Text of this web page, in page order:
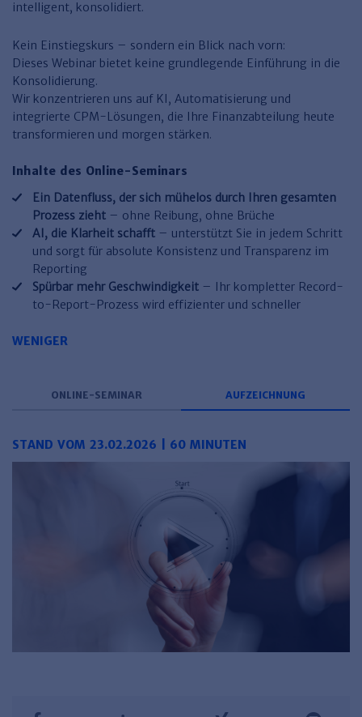
Compliance
Insolvenzrecht
Medizinrecht
Gesundheitsmanagement
Produktpräsentationen
Finden Sie Ihr Thema
Haufe Personal Office
Haufe Finance Office
Haufe Arbeitsschutz
Haufe TVöD/TV-L Office
Haufe Immobilien
intelligent, konsolidiert.
Kein Einstiegskurs – sondern ein Blick nach vorn:
Dieses Webinar bietet keine grundlegende Einführung in die
Konsolidierung.
Wir konzentrieren uns auf KI, Automatisierung und
integrierte CPM-Lösungen, die Ihre Finanzabteilung heute
transformieren und morgen stärken.
Inhalte des Online-Seminars
Ein Datenfluss, der sich mühelos durch Ihren gesamten
Prozess zieht – ohne Reibung, ohne Brüche
AI, die Klarheit schafft – unterstützt Sie in jedem Schritt
und sorgt für absolute Konsistenz und Transparenz im
Reporting
Spürbar mehr Geschwindigkeit – Ihr kompletter Record-
to-Report-Prozess wird effizienter und schneller
WENIGER
ONLINE-SEMINAR AUFZEICHNUNG
STAND VOM 23.02.2026 | 60 MINUTEN